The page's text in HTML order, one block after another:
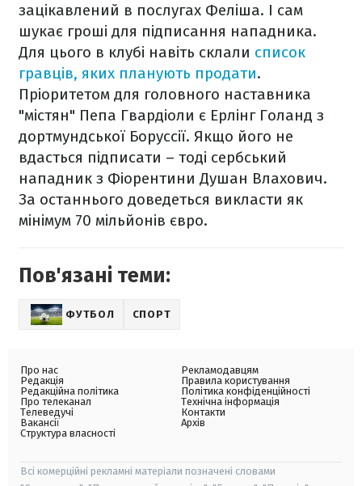
зацікавлений в послугах Феліша. І сам
шукає гроші для підписання нападника.
Для цього в клубі навіть склали список
гравців, яких планують продати.
Пріоритетом для головного наставника
"містян" Пепа Гвардіоли є Ерлінг Голанд з
дортмундської Боруссії. Якщо його не
вдасться підписати – тоді сербський
нападник з Фіорентини Душан Влахович.
За останнього доведеться викласти як
мінімум 70 мільйонів євро.
Пов'язані теми:
ФУТБОЛ СПОРТ
Про нас
Редакція
Редакційна політика
Про телеканал
Телеведучі
Вакансії
Структура власності
Рекламодавцям
Правила користування
Політика конфіденційності
Технічна інформація
Контакти
Архів
Всі комерційні рекламні матеріали позначені словами